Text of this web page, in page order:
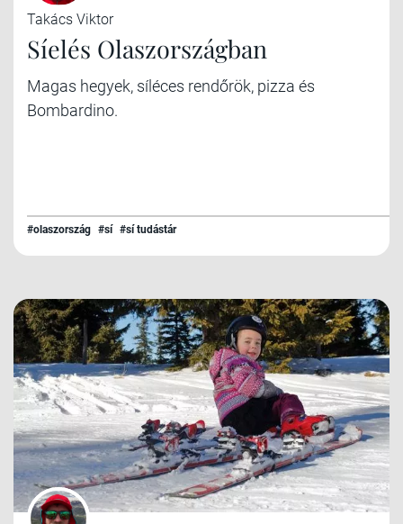
Takács Viktor
Síelés Olaszországban
Magas hegyek, síléces rendőrök, pizza és
Bombardino.
#olaszország #sí #sí tudástár